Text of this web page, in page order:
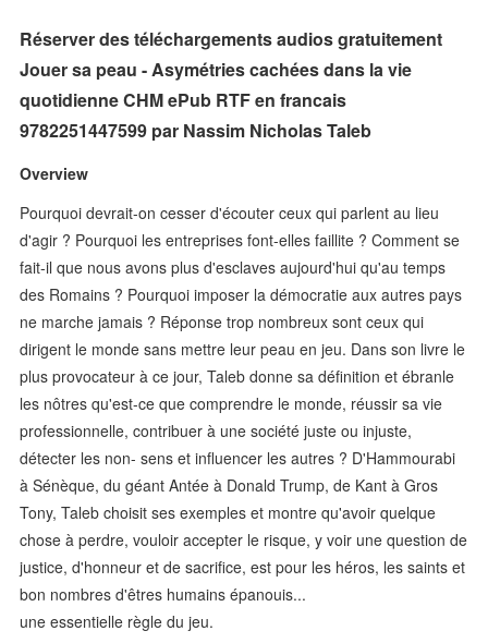
Réserver des téléchargements audios gratuitement
Jouer sa peau - Asymétries cachées dans la vie
quotidienne CHM ePub RTF en francais
9782251447599 par Nassim Nicholas Taleb
Overview
Pourquoi devrait-on cesser d'écouter ceux qui parlent au lieu
d'agir ? Pourquoi les entreprises font-elles faillite ? Comment se
fait-il que nous avons plus d'esclaves aujourd'hui qu'au temps
des Romains ? Pourquoi imposer la démocratie aux autres pays
ne marche jamais ? Réponse trop nombreux sont ceux qui
dirigent le monde sans mettre leur peau en jeu. Dans son livre le
plus provocateur à ce jour, Taleb donne sa définition et ébranle
les nôtres qu'est-ce que comprendre le monde, réussir sa vie
professionnelle, contribuer à une société juste ou injuste,
détecter les non- sens et influencer les autres ? D'Hammourabi
à Sénèque, du géant Antée à Donald Trump, de Kant à Gros
Tony, Taleb choisit ses exemples et montre qu'avoir quelque
chose à perdre, vouloir accepter le risque, y voir une question de
justice, d'honneur et de sacrifice, est pour les héros, les saints et
bon nombres d'êtres humains épanouis...
une essentielle règle du jeu.